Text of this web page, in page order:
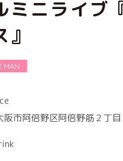
ミニライブ
MAN
市阿倍野区阿倍野筋２丁